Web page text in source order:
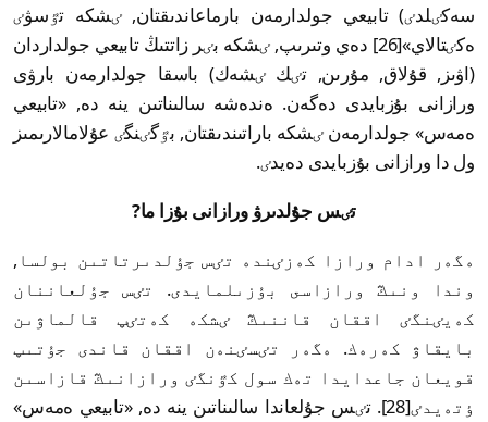
سەكٸلدٸ) تابيعي جولدارمەن بارماعاندىقتان, ٸشكە تٷسۋٸ
ەكٸتالاي»[26] دەي وتىرىپ, ٸشكە بٸر زاتتىڭ تابيعي جولداردان
(اۋىز, قۇلاق, مۇرىن, تٸك ٸشەك) باسقا جولدارمەن بارۋى
ورازانى بۇزبايدى دەگەن. ەندەشە سالىناتىن ينە دە, «تابيعي
ەمەس» جولدارمەن ٸشكە باراتىندىقتان, بٷگٸنگٸ عۇلامالارىمىز
ول دا ورازانى بۇزبايدى دەيدٸ.
تٸس جۇلدىرۋ ورازانى بۇزا ما?
ەگەر ادام ورازا كەزٸندە تٸس جۇلدىرتاتىن بولسا,
وندا ونىڭ ورازاسى بۇزىلمايدى. تٸس جۇلعاننان
كەيٸنگٸ اققان قاننىڭ ٸشكە كەتٸپ قالماۋىن
بايقاۋ كەرەك. ەگەر تٸسٸنەن اققان قاندى جۇتىپ
قويعان جاعدايدا تەك سول كٷنگٸ ورازانىڭ قازاسىن
ٶتەيدٸ[28]. تٸس جۇلعاندا سالىناتىن ينە دە, «تابيعي ەمەس»